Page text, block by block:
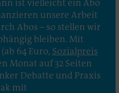
ist vielleicht ein Abo
unsere Arbeit
Abos – so stellen wir
bleiben. Mit
(ab 64 Euro, Sozialpreis
Monat auf 32 Seiten
Debatte und Praxis
mit